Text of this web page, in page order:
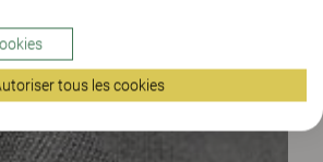
tous les cookies